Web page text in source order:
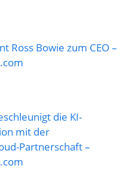
Ross Bowie zum CEO –
die KI-
mit der
Partnerschaft –